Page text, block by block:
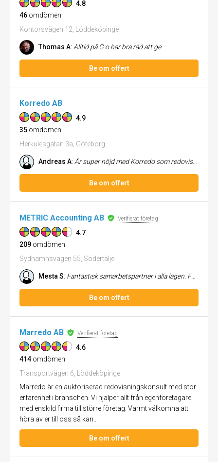
4.8
46 omdömen
Kontorsvägen 12, Löddeköpinge
Thomas A: Alltid på G o har bra råd att ge
Be om offert
Korredo AB
4.9
35 omdömen
Herkulesgatan 3a, Göteborg
Andreas A: Är super nöjd med Korredo som redovisningsbyrå. Fick problem med min tidigare byrå som misskötte min redovisning. Korred...
Be om offert
METRIC Accounting AB Verifierat företag
4.7
209 omdömen
Sydhamnsvägen 55, Södertälje
Mesta S: Fantastisk samarbetspartner i alla lägen. Familjär atmosfär. Mycket nöjd med företaget samt dess kultur.
Be om offert
Marredo AB Verifierat företag
4.6
414 omdömen
Transportvägen 6, Löddeköpinge
Marredo är en auktoriserad redovisningskonsult med stor
erfarenhet i branschen. Vi hjälper allt från egenföretagare
med enskild firma till större företag. Varmt välkomna att
höra av er till oss så kan...
Be om offert